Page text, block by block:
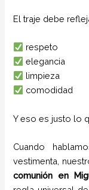
El traje debe
respeto
elegancia
limpieza
comodidad
Y eso es justo lo
Cuando
vestimenta,
comunión en